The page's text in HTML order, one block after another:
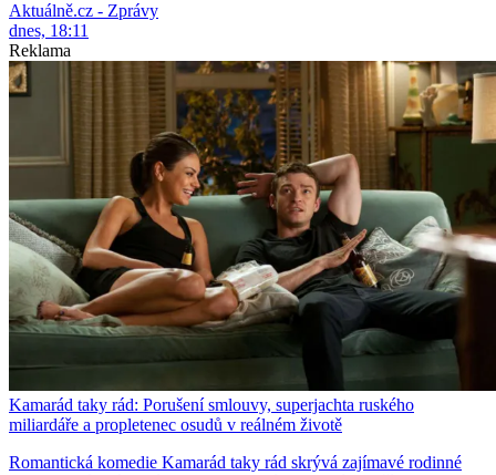
Aktuálně.cz - Zprávy
dnes, 18:11
Reklama
Kamarád taky rád: Porušení smlouvy, superjachta ruského
miliardáře a propletenec osudů v reálném životě
Romantická komedie Kamarád taky rád skrývá zajímavé rodinné